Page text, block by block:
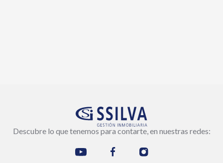
Descubre lo que tenemos para contarte, en nuestras redes: